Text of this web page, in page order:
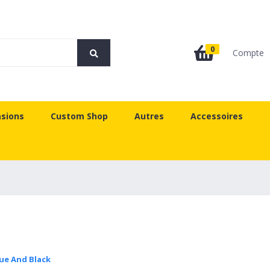
0 Compte
Custom Shop Autres Accessoires
And Black